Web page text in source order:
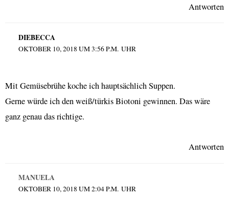
Antworten
DIEBECCA
OKTOBER 10, 2018 UM 3:56 P.M. UHR
Mit Gemüsebrühe koche ich hauptsächlich Suppen.
Gerne würde ich den weiß/türkis Biotoni gewinnen. Das wäre
ganz genau das richtige.
Antworten
MANUELA
OKTOBER 10, 2018 UM 2:04 P.M. UHR